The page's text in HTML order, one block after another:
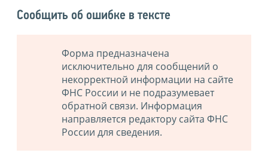
Сообщить об ошибке в тексте
Форма предназначена
исключительно для сообщений о
некорректной информации на сайте
ФНС России и не подразумевает
обратной связи. Информация
направляется редактору сайта ФНС
России для сведения.